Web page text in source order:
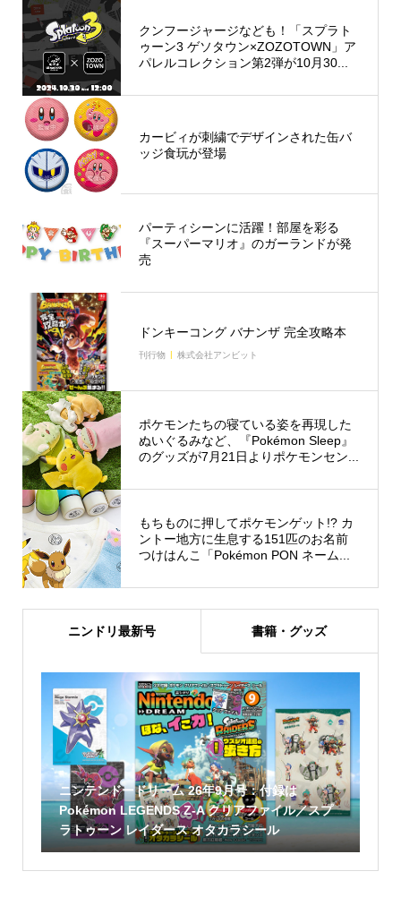
クンフージャージなども！「スプラト
ゥーン3 ゲソタウン×ZOZOTOWN」ア
パレルコレクション第2弾が10月30...
カービィが刺繍でデザインされた缶バ
ッジ食玩が登場
パーティシーンに活躍！部屋を彩る
『スーパーマリオ』のガーランドが発
売
ドンキーコング バナンザ 完全攻略本
刊行物 株式会社アンビット
ポケモンたちの寝ている姿を再現した
ぬいぐるみなど、『Pokémon Sleep』
のグッズが7月21日よりポケモンセン...
もちものに押してポケモンゲット!? カ
ントー地方に生息する151匹のお名前
つけはんこ「Pokémon PON ネーム...
ニンドリ最新号 書籍・グッズ
ニンテンドードリーム 26年9月号：付録は
Pokémon LEGENDS Z-A クリアファイル／スプ
ラトゥーン レイダース オタカラシール